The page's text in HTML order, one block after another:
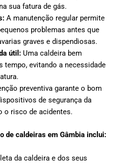
sua fatura de gás.
A manutenção regular permite
problemas antes que
graves e dispendiosas.
útil: Uma caldeira bem
tempo, evitando a necessidade
preventiva garante o bom
de segurança da
o risco de acidentes.
de caldeiras em Gâmbia inclui:
da caldeira e dos seus